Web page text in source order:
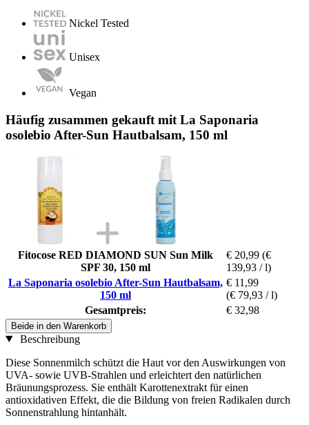
Nickel Tested
Unisex
Vegan
Häufig zusammen gekauft mit La Saponaria
osolebio After-Sun Hautbalsam, 150 ml
Fitocose RED DIAMOND SUN Sun Milk
SPF 30, 150 ml
€ 20,99 (€
139,93 / l)
La Saponaria osolebio After-Sun Hautbalsam,
150 ml
€ 11,99
(€ 79,93 / l)
Gesamtpreis:
€ 32,98
Beide in den Warenkorb
Beschreibung
Diese Sonnenmilch schützt die Haut vor den Auswirkungen von
UVA- sowie UVB-Strahlen und erleichtert den natürlichen
Bräunungsprozess. Sie enthält Karottenextrakt für einen
antioxidativen Effekt, die die Bildung von freien Radikalen durch
Sonnenstrahlung hintanhält.